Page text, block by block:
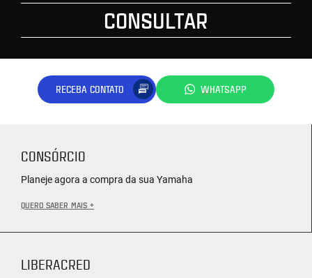
CONSULTAR
RECEBA CONTATO WHATSAPP
CONSÓRCIO
Planeje agora a compra da sua Yamaha
QUERO SABER MAIS +
LIBERACRED